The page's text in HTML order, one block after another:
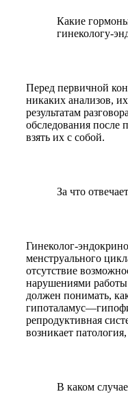
Какие
гинекологу-
Перед первичной
никаких анализов,
результатам
обследования после
взять их с собой.
За что
Гинеколог-
менструального
отсутствие
нарушениями
должен понимать,
репродуктивная
возникает
В каком